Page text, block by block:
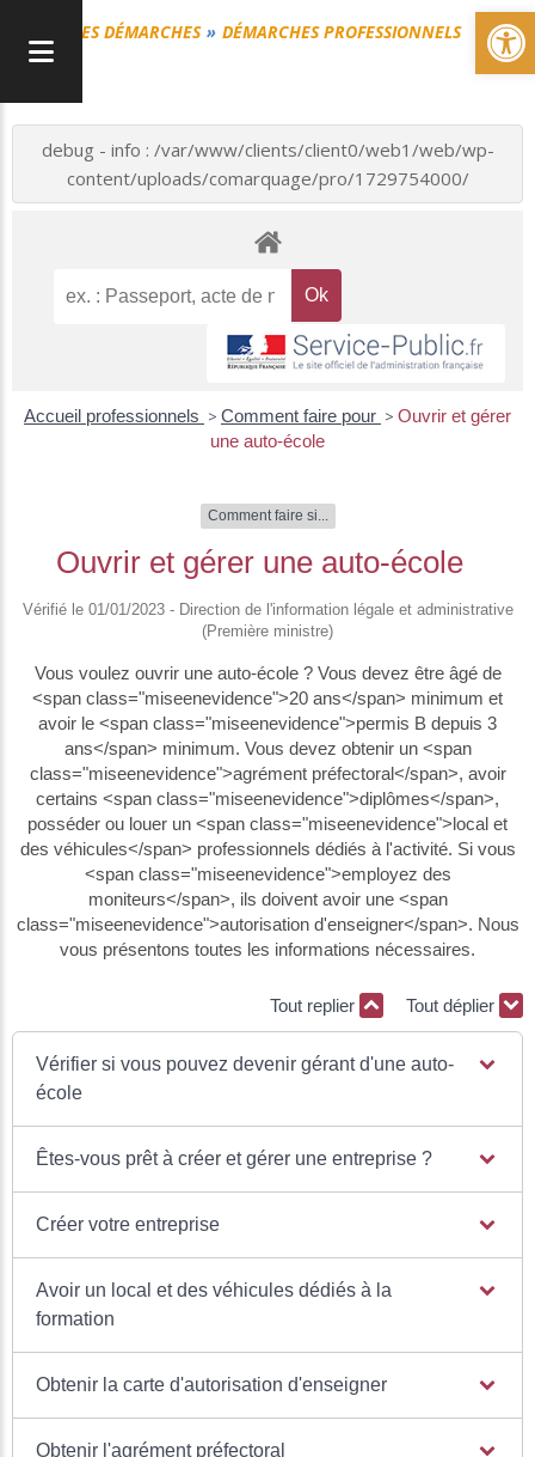
MES DÉMARCHES DÉMARCHES PROFESSIONNELS
debug - info : /var/www/clients/client0/web1/web/wp-
content/uploads/comarquage/pro/1729754000/
Accueil professionnels > Comment faire pour > Ouvrir et gérer
une auto-école
Comment faire si...
Ouvrir et gérer une auto-école
Vérifié le 01/01/2023 - Direction de l'information légale et administrative
(Première ministre)
Vous voulez ouvrir une auto-école ? Vous devez être âgé de
<span class="miseenevidence">20 ans</span> minimum et
avoir le <span class="miseenevidence">permis B depuis 3
ans</span> minimum. Vous devez obtenir un <span
class="miseenevidence">agrément préfectoral</span>, avoir
certains <span class="miseenevidence">diplômes</span>,
posséder ou louer un <span class="miseenevidence">local et
des véhicules</span> professionnels dédiés à l'activité. Si vous
<span class="miseenevidence">employez des
moniteurs</span>, ils doivent avoir une <span
class="miseenevidence">autorisation d'enseigner</span>. Nous
vous présentons toutes les informations nécessaires.
Tout replier Tout déplier
Vérifier si vous pouvez devenir gérant d'une auto-
école
Êtes-vous prêt à créer et gérer une entreprise ?
Créer votre entreprise
Avoir un local et des véhicules dédiés à la
formation
Obtenir la carte d'autorisation d'enseigner
Obtenir l'agrément préfectoral